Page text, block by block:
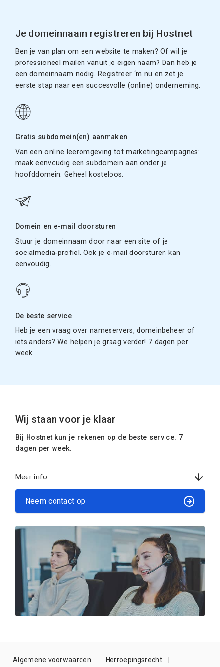
Je domeinnaam registreren bij Hostnet
Ben je van plan om een website te maken? Of wil je
professioneel mailen vanuit je eigen naam? Dan heb je
een domeinnaam nodig. Registreer ‘m nu en zet je
eerste stap naar een succesvolle (online) onderneming.
Gratis subdomein(en) aanmaken
Van een online leeromgeving tot marketingcampagnes:
maak eenvoudig eensubdomein aan onder je
hoofddomein. Geheel kosteloos.
Domein en e-mail doorsturen
Stuur je domeinnaam door naar een site of je
socialmedia-profiel. Ook je e-mail doorsturen kan
eenvoudig.
De beste service
Heb je een vraag over nameservers, domeinbeheer of
iets anders? We helpen je graag verder! 7 dagen per
week.
Wij staan voor je klaar
Bij Hostnet kun je rekenen op de beste service. 7
dagen per week.
Meer info
Neem contact op
Algemene voorwaarden Herroepingsrecht